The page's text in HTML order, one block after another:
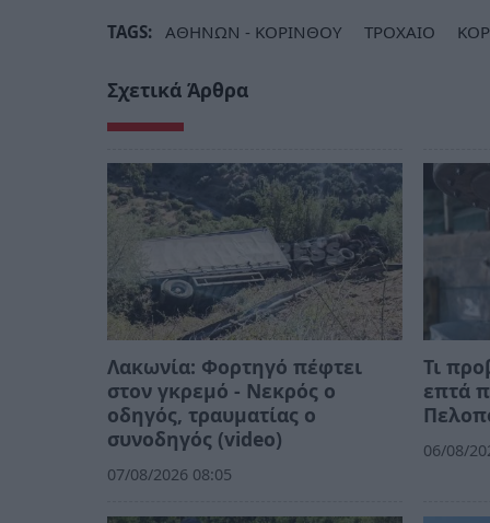
TAGS: ΑΘΗΝΩΝ - ΚΟΡΙΝΘΟΥ ΤΡΟΧΑΙΟ
Σχετικά Άρθρα
Λακωνία: Φορτηγό πέφτει
στον γκρεμό - Νεκρός ο
οδηγός, τραυματίας ο
συνοδηγός (video)
07/08/2026 08:05
Τι
επτά
06/08/